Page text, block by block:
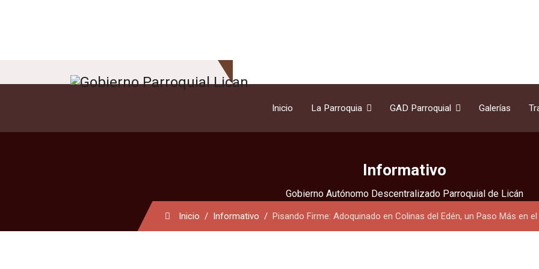
Inicio La Parroquia GAD Parroquial Galerías
Informativo
Gobierno Autónomo Descentralizado Parroquial de Licán
Inicio Informativo Pisando Firme: Adoquinado en Colinas del Edén, un Paso Más en